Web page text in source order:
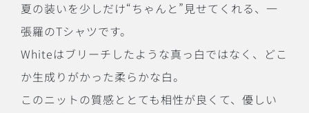
夏の装いを少しだけ“ちゃんと”見せてくれる、一
張羅のTシャツです。
Whiteはブリーチしたような真っ白ではなく、どこ
か生成りがかった柔らかな白。
このニットの質感ととても相性が良くて、優しい